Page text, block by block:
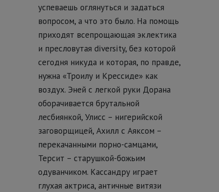
успеваешь оглянуться и задаться
вопросом, а что это было. На помощь
приходят всепрощающая эклектика
и пресловутая diversity, без которой
сегодня никуда и которая, по правде,
нужна «Троилу и Крессиде» как
воздух. Эней с легкой руки Дорана
оборачивается брутальной
лесбиянкой, Улисс – нигерийской
заговорщицей, Ахилл с Аяксом –
перекачанными порно-самцами,
Терсит – старушкой-божьим
одуванчиком. Кассандру играет
глухая актриса, античные витязи